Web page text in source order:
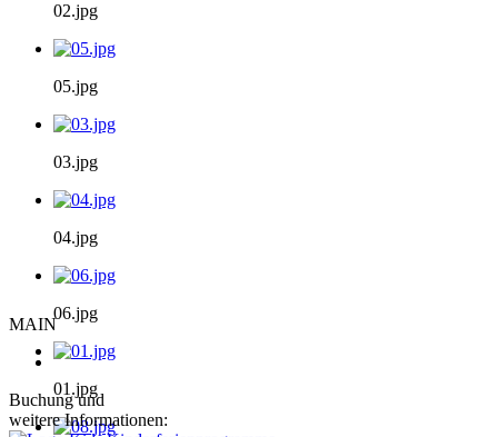
02.jpg
05.jpg
03.jpg
04.jpg
06.jpg
01.jpg
MAIN
Buchung und
weitere Informationen: